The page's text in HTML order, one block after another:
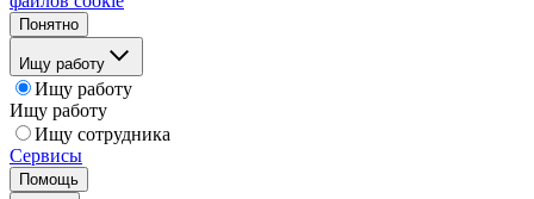
Понятно
Ищу работу
Ищу работу
Ищу работу
Ищу сотрудника
Сервисы
Помощь